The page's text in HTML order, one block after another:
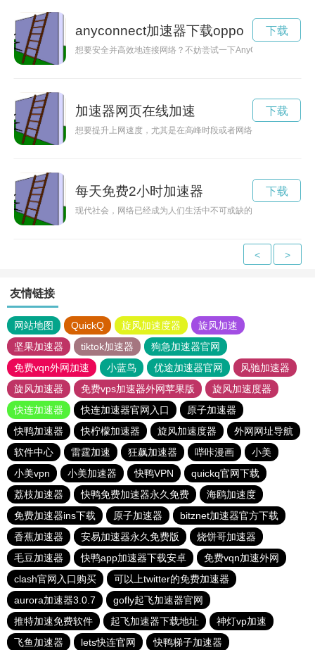
anyconnect加速器下载oppo
想要安全并高效地连接网络？不妨尝试一下AnyConnect加速器
下载
加速器网页在线加速
想要提升上网速度，尤其是在高峰时段或者网络环境较差的情
下载
每天免费2小时加速器
现代社会，网络已经成为人们生活中不可或缺的一部分。为了
下载
< >
友情链接
网站地图 QuickQ 旋风加速度器
旋风加速
坚果加速器
tiktok加速器
狗急加速器官网
免费vqn外网加速
小蓝鸟 优途加速器官网
风驰加速器
旋风加速器
免费vps加速器外网苹果版
旋风加速度器
快连加速器
快连加速器官网入口
原子加速器
快鸭加速器
快柠檬加速器 旋风加速度器
外网网址导航
软件中心
雷霆加速 狂飙加速器 哔咔漫画
小美
小美vpn
小美加速器 快鸭VPN
quickq官网下载
荔枝加速器
快鸭免费加速器永久免费
海鸥加速度
免费加速器ins下载
原子加速器
bitznet加速器官方下载
香蕉加速器
安易加速器永久免费版
烧饼哥加速器
毛豆加速器
快鸭app加速器下载安卓
免费vqn加速外网
clash官网入口购买
可以上twitter的免费加速器
aurora加速器3.0.7
gofly起飞加速器官网
推特加速免费软件
起飞加速器下载地址
神灯vp加速
飞鱼加速器
lets快连官网 快鸭梯子加速器